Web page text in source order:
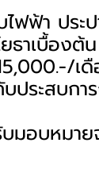
ไฟฟ้า ประ
ธาเบื้องต้น
เ
ประสบกา
มอบหมา